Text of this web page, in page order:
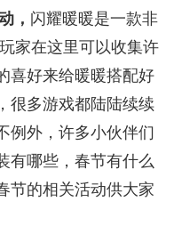
， 闪耀暖暖是一款非
家在这里可以收集许
喜好来给暖暖搭配好
很多游戏都陆陆续续
例外，许多小伙伴们
有哪些，春节有什么
节的相关活动供大家